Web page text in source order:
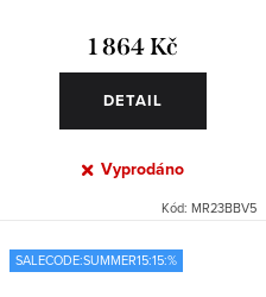
1 864 Kč
DETAIL
Vyprodáno
Kód: MR23BBV5
SALECODE:SUMMER15:15:%